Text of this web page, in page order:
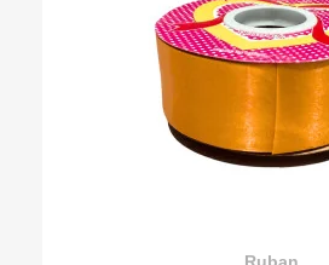
Ajouter au devis